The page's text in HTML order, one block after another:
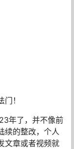
！
年了，并不像前
续的整改，个人
文章或者视频就